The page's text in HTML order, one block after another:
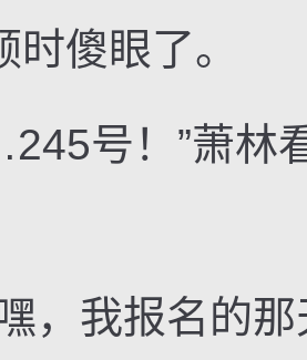
时傻眼了。
号！”萧林看
我报名的那